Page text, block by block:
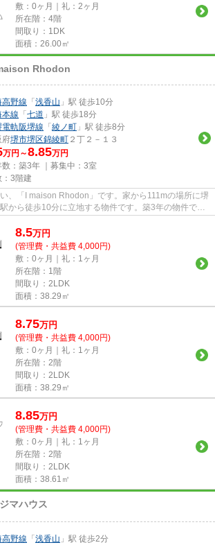
敷：0ヶ月｜礼：2ヶ月
所在階：4階
間取り：1DK
面積：26.00㎡
Rhodon
高野線 「 浅香山 」駅 徒歩10分
本線 「 七道 」駅 徒歩18分
電軌阪堺線 「 綾ノ町 」駅 徒歩8分
府堺市堺区錦綾町 ２丁２－１３
万円～8.85万円
：築3年 ｜募集中： 3室
：3階建
、「I maison Rhodon」です。家から111mの場所に堺
から徒歩10分に立地する物件です。築3年の物件で
8.5万円
(管理費・共益費 4,000円)
敷：0ヶ月｜礼：1ヶ月
所在階：1階
間取り：2LDK
面積：38.29㎡
8.75万円
(管理費・共益費 4,000円)
敷：0ヶ月｜礼：1ヶ月
所在階：2階
間取り：2LDK
面積：38.29㎡
8.85万円
(管理費・共益費 4,000円)
敷：0ヶ月｜礼：1ヶ月
所在階：2階
間取り：2LDK
面積：38.61㎡
マハウス
高野線 「 浅香山 」駅 徒歩2分